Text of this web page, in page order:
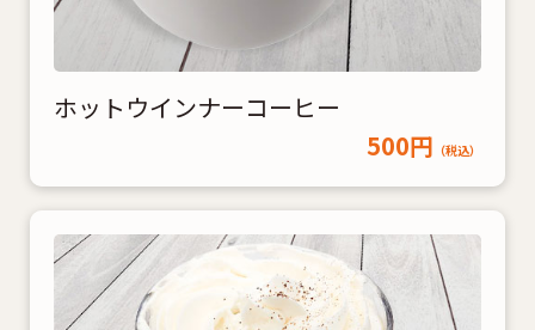
ホットウインナーコーヒー
500円 （税込）